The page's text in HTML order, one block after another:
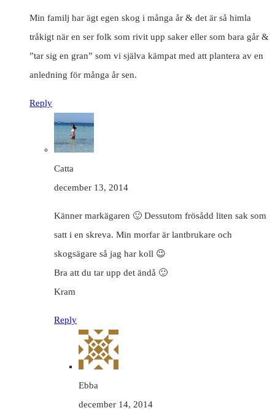
Min familj har ägt egen skog i många år & det är så himla
tråkigt när en ser folk som rivit upp saker eller som bara går &
”tar sig en gran” som vi själva kämpat med att plantera av en
anledning för många år sen.
Reply
Catta
december 13, 2014
Känner markägaren 🙂 Dessutom frösådd liten sak som
satt i en skreva. Min morfar är lantbrukare och
skogsägare så jag har koll 😉
Bra att du tar upp det ändå 🙂
Kram
Reply
Ebba
december 14, 2014